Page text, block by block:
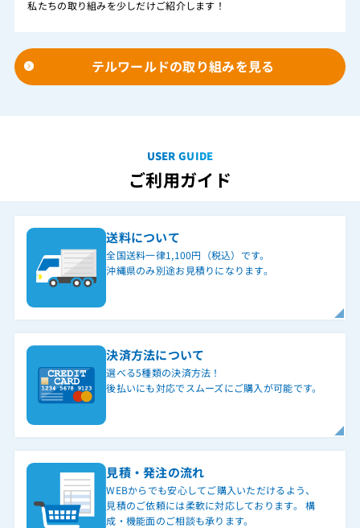
私たちの取り組みを少しだけご紹介します！
テルワールドの取り組みを見る
USER GUIDE
ご利用ガイド
送料について
全国送料一律1,100円（税込）です。
沖縄県のみ別途お見積りになります。
決済方法について
選べる5種類の決済方法！
後払いにも対応でスムーズにご購入が可能です。
見積・発注の流れ
WEBからでも安心してご購入いただけるよう、
見積のご依頼には柔軟に対応しております。 構
成・機能面のご相談も承ります。